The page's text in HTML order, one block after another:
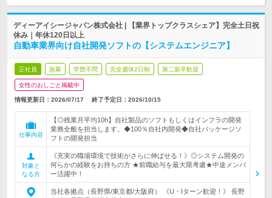
ディーアイシージャパン株式会社 | 【業界トップクラスシェア】完全土日祝
休み｜年休120日以上
自動車業界向け自社開発ソフトの【システムエンジニア】
正社員 急募 学歴不問 完全週休2日制 第二新卒歓迎
女性のおしごと掲載中
情報更新日：2026/07/17 終了予定日： 2026/10/15
仕事内容
【◎残業月平均10h】自社製品のソフトもしくはインフラの開発
業務全般を担当します。◆100％自社内開発◆自社パッケージソ
フトの開発担当
対象と
なる方
《充実の職場環境で技術がさらに伸ばせる！》◎システム開発の
何らかの経験をお持ちの方 ★前職給与を最大限考慮★中途メンバ
ー活躍中！
当社各拠点（長野県/東京都/大阪府） 《U・Iターン歓迎！》 長野